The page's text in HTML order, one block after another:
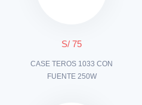
S/ 75
CASE TEROS 1033 CON
FUENTE 250W